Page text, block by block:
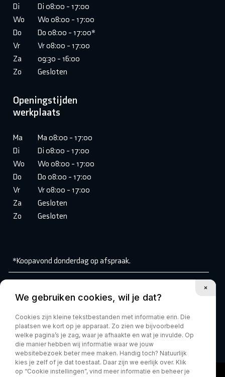
Di
Di 08:00 - 17:00
Wo
Wo 08:00 - 17:00
Do
Do 08:00 - 17:00*
Vr
Vr 08:00 - 17:00
Za
09:30 - 16:00
Zo
Gesloten
Openingstijden
werkplaats
Ma
Ma 08:00 - 17:00
Di
Di 08:00 - 17:00
Wo
Wo 08:00 - 17:00
Do
Do 08:00 - 17:00
Vr
Vr 08:00 - 17:00
Za
Gesloten
Zo
Gesloten
*Koopavond donderdag op afspraak.
Volg ons:
We gebruiken cookies, wil je dat?
Cookies zijn kleine tekstbestanden met informatie erin. Die
plaatsen we kort op je apparaat. Zo zien we bijvoorbeeld
welke pagina’s je zag, waar je afhaakte en wat je invulde. Op
die manier hebben wij informatie waar we jouw
websitebezoek beter mee maken. Handig toch? Natuurlijk
kies je zelf of je dat toestaat. Daar zijn we eerlijk over. Klik
op “Cookie instellingen”, vind meer informatie en beheer je